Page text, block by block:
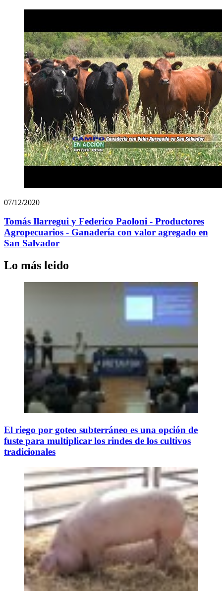
07/12/2020
Tomás Ilarregui y Federico Paoloni - Productores
Agropecuarios - Ganadería con valor agregado en
San Salvador
Lo más leido
El riego por goteo subterráneo es una opción de
fuste para multiplicar los rindes de los cultivos
tradicionales